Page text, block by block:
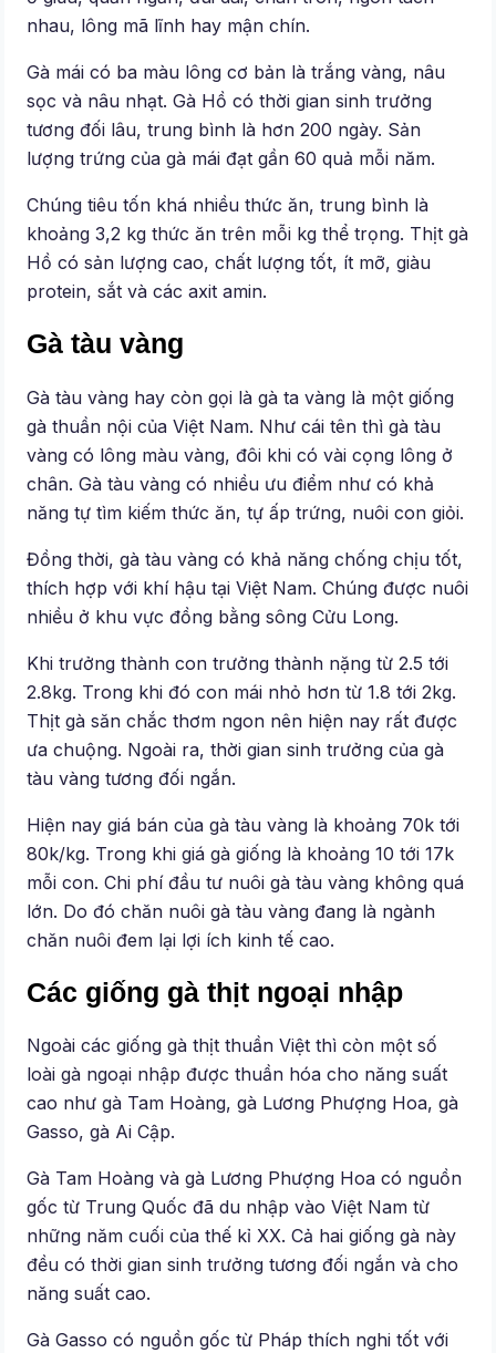
nhau, lông mã lĩnh hay mận chín.
Gà mái có ba màu lông cơ bản là trắng vàng, nâu
sọc và nâu nhạt. Gà Hồ có thời gian sinh trưởng
tương đối lâu, trung bình là hơn 200 ngày. Sản
lượng trứng của gà mái đạt gần 60 quả mỗi năm.
Chúng tiêu tốn khá nhiều thức ăn, trung bình là
khoảng 3,2 kg thức ăn trên mỗi kg thể trọng. Thịt gà
Hồ có sản lượng cao, chất lượng tốt, ít mỡ, giàu
protein, sắt và các axit amin.
Gà tàu vàng
Gà tàu vàng hay còn gọi là gà ta vàng là một giống
gà thuần nội của Việt Nam. Như cái tên thì gà tàu
vàng có lông màu vàng, đôi khi có vài cọng lông ở
chân. Gà tàu vàng có nhiều ưu điểm như có khả
năng tự tìm kiếm thức ăn, tự ấp trứng, nuôi con giỏi.
Đồng thời, gà tàu vàng có khả năng chống chịu tốt,
thích hợp với khí hậu tại Việt Nam. Chúng được nuôi
nhiều ở khu vực đồng bằng sông Cửu Long.
Khi trưởng thành con trưởng thành nặng từ 2.5 tới
2.8kg. Trong khi đó con mái nhỏ hơn từ 1.8 tới 2kg.
Thịt gà săn chắc thơm ngon nên hiện nay rất được
ưa chuộng. Ngoài ra, thời gian sinh trưởng của gà
tàu vàng tương đối ngắn.
Hiện nay giá bán của gà tàu vàng là khoảng 70k tới
80k/kg. Trong khi giá gà giống là khoảng 10 tới 17k
mỗi con. Chi phí đầu tư nuôi gà tàu vàng không quá
lớn. Do đó chăn nuôi gà tàu vàng đang là ngành
chăn nuôi đem lại lợi ích kinh tế cao.
Các giống gà thịt ngoại nhập
Ngoài các giống gà thịt thuần Việt thì còn một số
loài gà ngoại nhập được thuần hóa cho năng suất
cao như gà Tam Hoàng, gà Lương Phượng Hoa, gà
Gasso, gà Ai Cập.
Gà Tam Hoàng và gà Lương Phượng Hoa có nguồn
gốc từ Trung Quốc đã du nhập vào Việt Nam từ
những năm cuối của thế kỉ XX. Cả hai giống gà này
đều có thời gian sinh trưởng tương đối ngắn và cho
năng suất cao.
Gà Gasso có nguồn gốc từ Pháp thích nghi tốt với